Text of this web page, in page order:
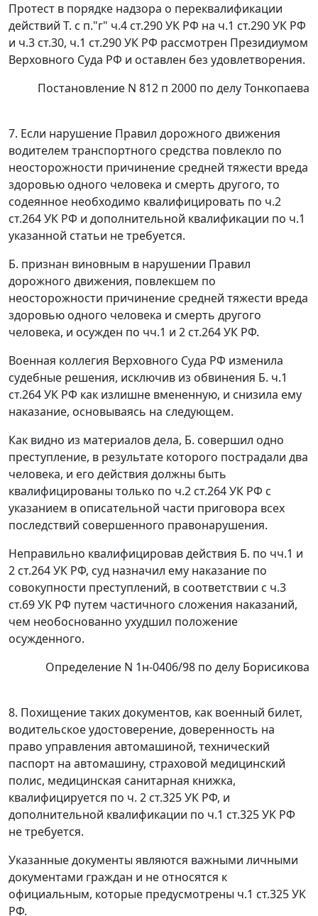
Протест в порядке надзора о переквалификации
действий Т. с п."г" ч.4 ст.290 УК РФ на ч.1 ст.290УК РФ
и ч.3 ст.30, ч.1 ст.290УК РФ рассмотрен Президиумом
Верховного Суда РФ и оставлен без удовлетворения.
Постановление N 812 п 2000 по делу Тонкопаева
7. Если нарушение Правил дорожного движения
водителем транспортного средства повлекло по
неосторожности причинение средней тяжести вреда
здоровью одного человека и смерть другого, то
содеянное необходимо квалифицировать по ч.2
ст.264УК РФ и дополнительной квалификации по ч.1
указанной статьи не требуется.
Б. признан виновным в нарушении Правил
дорожного движения, повлекшем по
неосторожности причинение средней тяжести вреда
здоровью одного человека и смерть другого
человека, и осужден по чч.1 и 2 ст.264УК РФ.
Военная коллегия Верховного Суда РФ изменила
судебные решения, исключив из обвинения Б. ч.1
ст.264УК РФ как излишне вмененную, и снизила ему
наказание, основываясь на следующем.
Как видно из материалов дела, Б. совершил одно
преступление, в результате которого пострадали два
человека, и его действия должны быть
квалифицированы только по ч.2 ст.264УК РФ с
указанием в описательной части приговора всех
последствий совершенного правонарушения.
Неправильно квалифицировав действия Б. по чч.1 и
2 ст.264УК РФ, суд назначил ему наказание по
совокупности преступлений, в соответствии с ч.3
ст.69УК РФ путем частичного сложения наказаний,
чем необоснованно ухудшил положение
осужденного.
Определение N 1н-0406/98 по делу Борисикова
8. Похищение таких документов, как военный билет,
водительскоеудостоверение, доверенность на
право управления автомашиной, технический
паспорт на автомашину, страховой медицинский
полис, медицинская санитарная книжка,
квалифицируется по ч. 2 ст.325УК РФ, и
дополнительной квалификации по ч.1 ст.325УК РФ
не требуется.
Указанные документы являются важными личными
документами граждан и не относятся к
официальным, которые предусмотрены ч.1 ст.325УК
РФ.